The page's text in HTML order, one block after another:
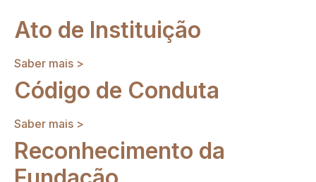
Ato de Instituição
Saber mais >
Código de Conduta
Saber mais >
Reconhecimento da